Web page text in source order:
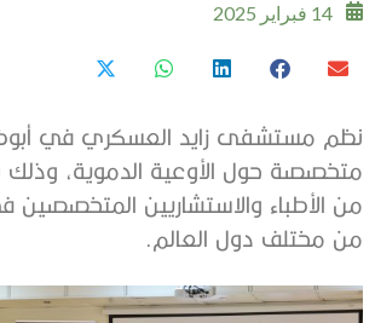
14 فبراير 2025
نظم مستشفى زايد العسكري في
متخصصة حول الأوعية الدموية، وذلك
من الأطباء والاستشاريين المتخصصين
من مختلف دول العالم.